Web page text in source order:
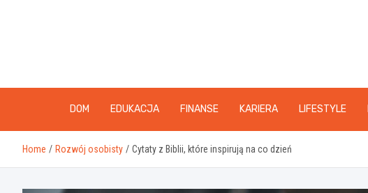
DOM EDUKACJA FINANSE KARIERA LIFESTYLE
Home Rozwój osobisty Cytaty z Biblii, które inspirują na co dzień